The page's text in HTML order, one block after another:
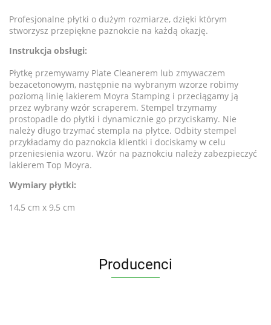
Profesjonalne płytki o dużym rozmiarze, dzięki którym
stworzysz przepiękne paznokcie na każdą okazję.
Instrukcja obsługi:
Płytkę przemywamy Plate Cleanerem lub zmywaczem
bezacetonowym, następnie na wybranym wzorze robimy
poziomą linię lakierem Moyra Stamping i przeciągamy ją
przez wybrany wzór scraperem. Stempel trzymamy
prostopadle do płytki i dynamicznie go przyciskamy. Nie
należy długo trzymać stempla na płytce. Odbity stempel
przykładamy do paznokcia klientki i dociskamy w celu
przeniesienia wzoru. Wzór na paznokciu należy zabezpieczyć
lakierem Top Moyra.
Wymiary płytki:
14,5 cm x 9,5 cm
Producenci